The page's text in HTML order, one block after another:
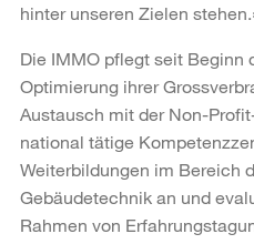
hinter unseren Zielen
Die IMMO pflegt seit Beginn
Optimierung ihrer
Austausch mit der Non-
national tätige
Weiterbildungen im Bereich
Gebäudetechnik an und
Rahmen von